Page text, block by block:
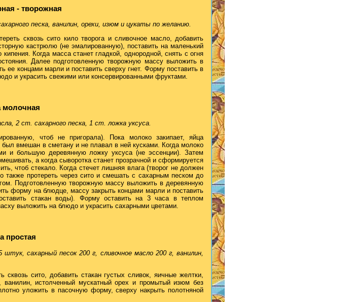
- творожная
песка, ванилин, орехи, изюм и цукаты по желанию.
сквозь сито кило творога и сливочное масло, добавить
кастрюлю (не эмалированную), поставить на маленький
Когда масса станет гладкой, однородной, снять с огня
Далее подготовленную творожную массу выложить в
концами марли и поставить сверху гнет. Форму поставить в
и украсить свежими или консервированными фруктами.
молочная
2 ст. сахарного песка, 1 ст. ложка уксуса.
чтоб не пригорала). Пока молоко закипает, яйца
вмешан в сметану и не плавал в ней кусками. Когда молоко
и большую деревянную ложку уксуса (не эссенции). Затем
а когда сыворотка станет прозрачной и сформируется
чтоб стекало. Когда стечет лишняя влага (творог не должен
также протереть через сито и смешать с сахарным песком до
Подготовленную творожную массу выложить в деревянную
форму на блюдце, массу закрыть концами марли и поставить
стакан воды). Форму оставить на 3 часа в теплом
выложить на блюдо и украсить сахарными цветами.
простая
сахарный песок 200 г, сливочное масло 200 г, ванилин,
сито, добавить стакан густых сливок, яичные желтки,
истолченный мускатный орех и промытый изюм без
уложить в пасочную форму, сверху накрыть полотняной